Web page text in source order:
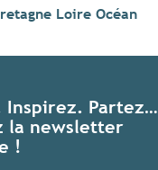
Loire Océan
Inspirez. Partez…
la newsletter
!